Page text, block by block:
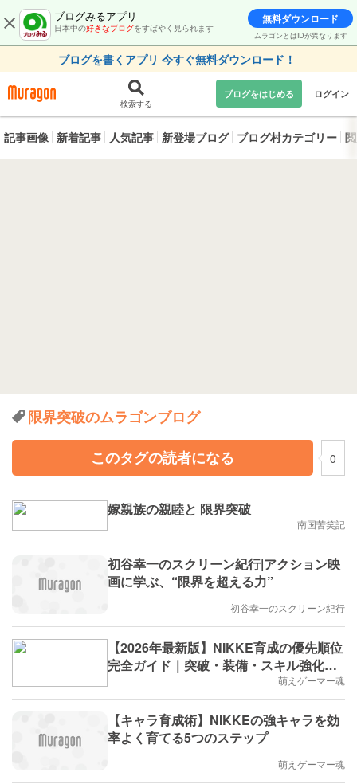
ブログみるアプリ
日本中の好きなブログをすばやく見られます
無料ダウンロード
ムラゴンとはIDが異なります
ブログを書くアプリ 今すぐ無料ダウンロード！
検索する
ブログをはじめる ログイン
記事画像 新着記事 人気記事 新登場ブログ ブログ村カテゴリー
限界突破のムラゴンブログ
このタグの読者になる
0
嫁親族の親睦と 限界突破
南国苦笑記
初谷幸一のスクリーン紀行|アクション映
画に学ぶ、“限界を超える力”
初谷幸一のスクリーン紀行
【2026年最新版】NIKKE育成の優先順位
完全ガイド｜突破・装備・スキル強化で
萌えゲーマー魂
【キャラ育成術】NIKKEの強キャラを効
率よく育てる5つのステップ
萌えゲーマー魂